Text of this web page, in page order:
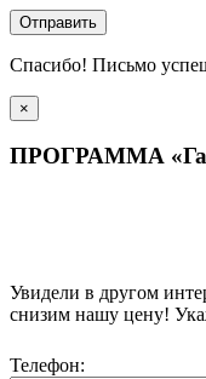
Отправить
Спасибо! Письмо
×
ПРОГРАММА
Увидели в другом
снизим нашу цену!
Телефон: